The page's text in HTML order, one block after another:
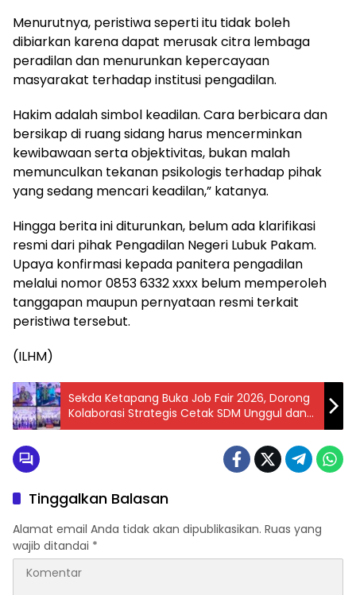
Menurutnya, peristiwa seperti itu tidak boleh
dibiarkan karena dapat merusak citra lembaga
peradilan dan menurunkan kepercayaan
masyarakat terhadap institusi pengadilan.
Hakim adalah simbol keadilan. Cara berbicara dan
bersikap di ruang sidang harus mencerminkan
kewibawaan serta objektivitas, bukan malah
memunculkan tekanan psikologis terhadap pihak
yang sedang mencari keadilan,” katanya.
Hingga berita ini diturunkan, belum ada klarifikasi
resmi dari pihak Pengadilan Negeri Lubuk Pakam.
Upaya konfirmasi kepada panitera pengadilan
melalui nomor 0853 6332 xxxx belum memperoleh
tanggapan maupun pernyataan resmi terkait
peristiwa tersebut.
(ILHM)
Sekda Ketapang Buka Job Fair 2026, Dorong
Kolaborasi Strategis Cetak SDM Unggul dan
Siap Kerja
Tinggalkan Balasan
Alamat email Anda tidak akan dipublikasikan. Ruas yang
wajib ditandai *